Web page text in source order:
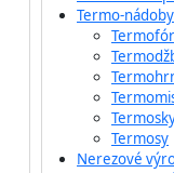
Termo-nádoby
Termosy
Nerezové